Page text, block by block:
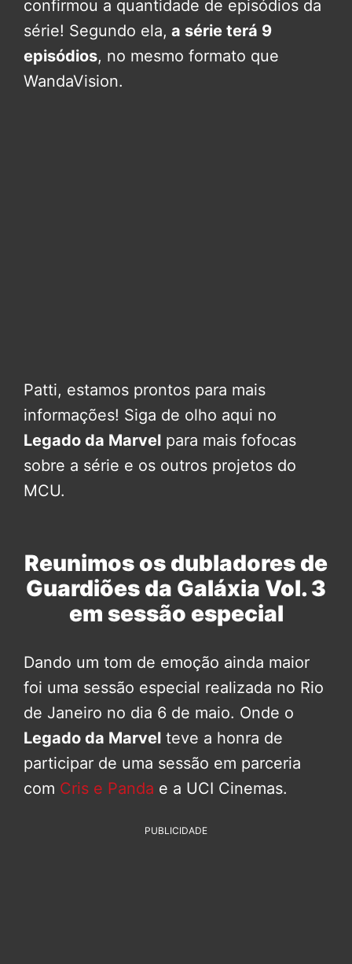
confirmou a quantidade de episódios da
série! Segundo ela, a série terá 9
episódios, no mesmo formato que
WandaVision.
Patti, estamos prontos para mais
informações! Siga de olho aqui no
Legado da Marvel para mais fofocas
sobre a série e os outros projetos do
MCU.
Reunimos os dubladores de
Guardiões da Galáxia Vol. 3
em sessão especial
Dando um tom de emoção ainda maior
foi uma sessão especial realizada no Rio
de Janeiro no dia 6 de maio. Onde o
Legado da Marvel teve a honra de
participar de uma sessão em parceria
com Cris e Panda e a UCI Cinemas.
PUBLICIDADE